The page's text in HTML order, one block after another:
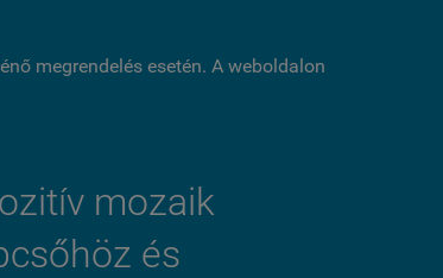
megrendelés esetén. A weboldalon
mozaik
és